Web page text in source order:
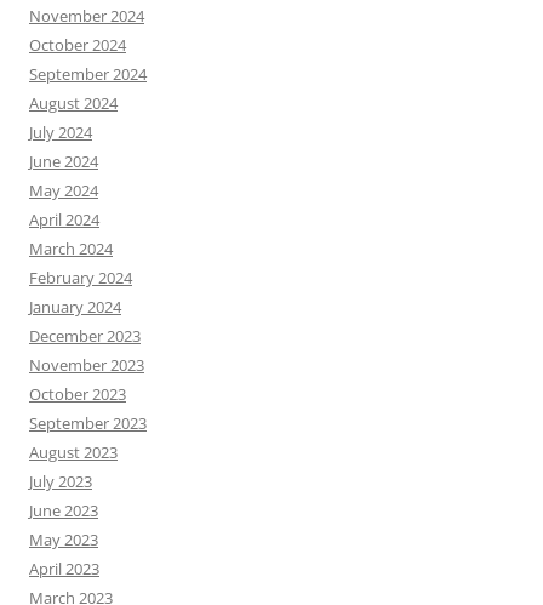
November 2024
October 2024
September 2024
August 2024
July 2024
June 2024
May 2024
April 2024
March 2024
February 2024
January 2024
December 2023
November 2023
October 2023
September 2023
August 2023
July 2023
June 2023
May 2023
April 2023
March 2023